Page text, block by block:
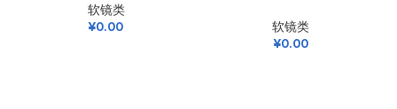
软镜类
¥0.00
软镜类
¥0.00